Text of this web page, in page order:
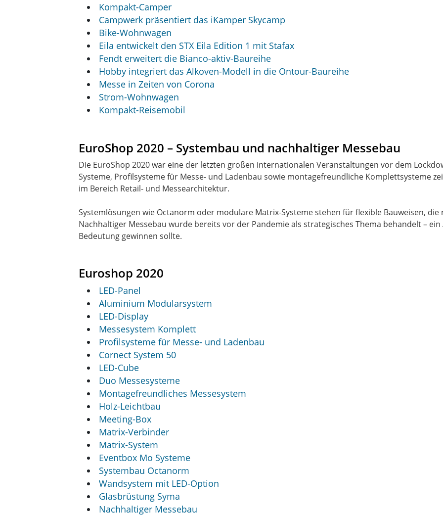
Kompakt-Camper
Campwerk präsentiert das iKamper Skycamp
Bike-Wohnwagen
Eila entwickelt den STX Eila Edition 1 mit Stafax
Fendt erweitert die Bianco-aktiv-Baureihe
Hobby integriert das Alkoven-Modell in die Ontour-Baureihe
Messe in Zeiten von Corona
Strom-Wohnwagen
Kompakt-Reisemobil
EuroShop 2020 – Systembau und nachhaltiger Messebau
Die EuroShop 2020 war eine der letzten großen internationalen Veranstaltungen vor dem
Systeme, Profilsysteme für Messe- und Ladenbau sowie montagefreundliche Komplettsysteme
im Bereich Retail- und Messearchitektur.
Systemlösungen wie Octanorm oder modulare Matrix-Systeme stehen für flexible Bauweisen,
Nachhaltiger Messebau wurde bereits vor der Pandemie als strategisches Thema behandelt –
Bedeutung gewinnen sollte.
Euroshop 2020
LED-Panel
Aluminium Modularsystem
LED-Display
Messesystem Komplett
Profilsysteme für Messe- und Ladenbau
Cornect System 50
LED-Cube
Duo Messesysteme
Montagefreundliches Messesystem
Holz-Leichtbau
Meeting-Box
Matrix-Verbinder
Matrix-System
Eventbox Mo Systeme
Systembau Octanorm
Wandsystem mit LED-Option
Glasbrüstung Syma
Nachhaltiger Messebau